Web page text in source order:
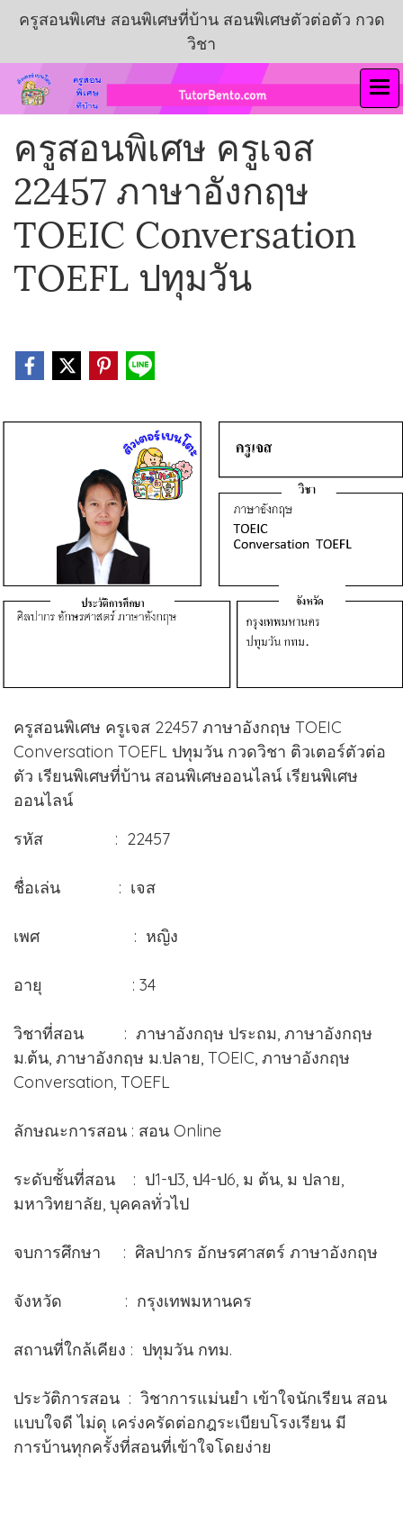
ครูสอนพิเศษ สอนพิเศษที่บ้าน สอนพิเศษตัวต่อตัว กวด
วิชา
ครูสอนพิเศษ ครูเจส
22457 ภาษาอังกฤษ
TOEIC Conversation
TOEFL ปทุมวัน
ครูสอนพิเศษ ครูเจส 22457 ภาษาอังกฤษ TOEIC
Conversation TOEFL ปทุมวัน กวดวิชา ติวเตอร์ตัวต่อ
ตัว เรียนพิเศษที่บ้าน สอนพิเศษออนไลน์ เรียนพิเศษ
ออนไลน์
รหัส : 22457
ชื่อเล่น : เจส
เพศ : หญิง
อายุ : 34
วิชาที่สอน : ภาษาอังกฤษ ประถม, ภาษาอังกฤษ
ม.ต้น, ภาษาอังกฤษ ม.ปลาย, TOEIC, ภาษาอังกฤษ
Conversation, TOEFL
ลักษณะการสอน : สอน Online
ระดับชั้นที่สอน : ป1-ป3, ป4-ป6, ม ต้น, ม ปลาย,
มหาวิทยาลัย, บุคคลทั่วไป
จบการศึกษา : ศิลปากร อักษรศาสตร์ ภาษาอังกฤษ
จังหวัด : กรุงเทพมหานคร
สถานที่ใกล้เคียง : ปทุมวัน กทม.
ประวัติการสอน : วิชาการแม่นยำ เข้าใจนักเรียน สอน
แบบใจดี ไม่ดุ เคร่งครัดต่อกฎระเบียบโรงเรียน มี
การบ้านทุกครั้งที่สอนที่เข้าใจโดยง่าย